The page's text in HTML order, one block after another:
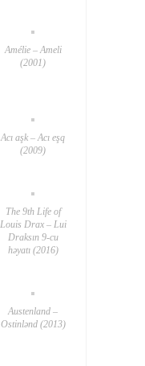
Amélie – Ameli
(2001)
Acı aşk – Acı eşq
(2009)
The 9th Life of
Louis Drax – Lui
Draksın 9-cu
həyatı (2016)
Austenland –
Ostinlənd (2013)